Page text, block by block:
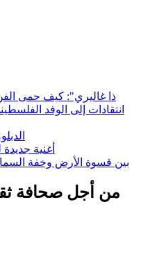
"ذا غاليري": كيف حمى
انتقادات إلى الوفد
أغنية
بين قسوة الأرض وخفة
من أجل صحافة